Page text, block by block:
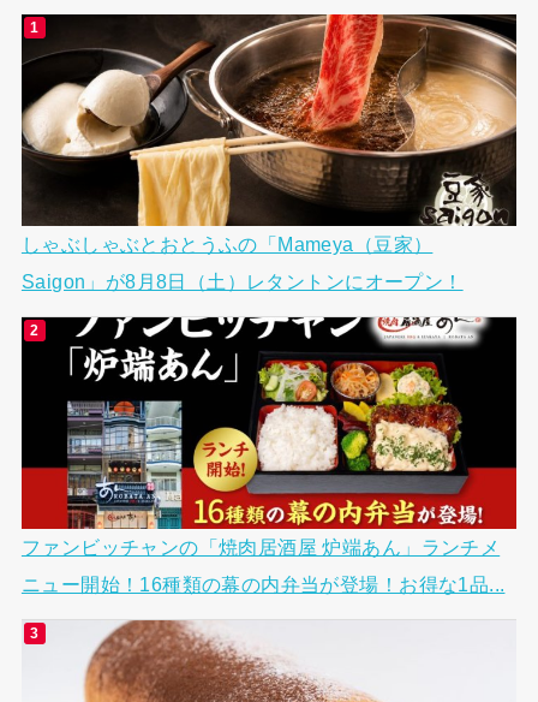
しゃぶしゃぶとおとうふの「Mameya（豆家）
Saigon」が8月8日（土）レタントンにオープン！
ファンビッチャンの「焼肉居酒屋 炉端あん」ランチメ
ニュー開始！16種類の幕の内弁当が登場！お得な1品...